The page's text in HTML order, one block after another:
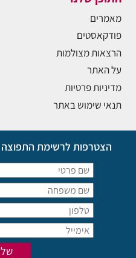
מאמרים
פודקאסטים
הרצאות מצולמות
על האתר
מדיניות פרטיות
תנאי שימוש באתר
הצטרפות לרשימת התפוצה